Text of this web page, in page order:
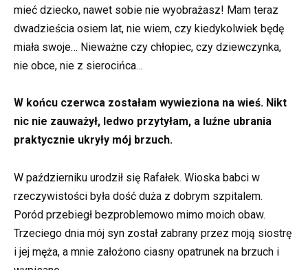
mieć dziecko, nawet sobie nie wyobrażasz! Mam teraz
dwadzieścia osiem lat, nie wiem, czy kiedykolwiek będę
miała swoje… Nieważne czy chłopiec, czy dziewczynka,
nie obce, nie z sierocińca…
W końcu czerwca zostałam wywieziona na wieś. Nikt
nic nie zauważył, ledwo przytyłam, a luźne ubrania
praktycznie ukryły mój brzuch.
W październiku urodził się Rafałek. Wioska babci w
rzeczywistości była dość duża z dobrym szpitalem.
Poród przebiegł bezproblemowo mimo moich obaw.
Trzeciego dnia mój syn został zabrany przez moją siostrę
i jej męża, a mnie założono ciasny opatrunek na brzuch i